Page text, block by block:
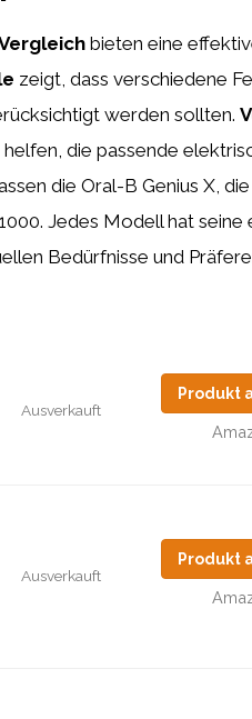
bieten eine
zeigt, dass verschiedene
werden sollten.
die passende
die Oral-B Genius X, die
Jedes Modell hat seine
Bedürfnisse und
Ausverkauft
Produkt
Ausverkauft
Produkt